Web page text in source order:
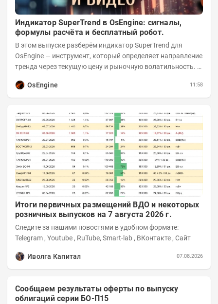
Индикатор SuperTrend в OsEngine: сигналы,
формулы расчёта и бесплатный робот.
В этом выпуске разберём индикатор SuperTrend для
OsEngine — инструмент, который определяет направление
тренда через текущую цену и рыночную волатильность. В
OsEngine
11:58
Итоги первичных размещений ВДО и некоторых
розничных выпусков на 7 августа 2026 г.
Следите за нашими новостями в удобном формате:
Telegram , Youtube , RuTube, Smart-lab , ВКонтакте , Сайт
Иволга Капитал 07.08.2026
Сообщаем результаты оферты по выпуску
облигаций серии БО-П15